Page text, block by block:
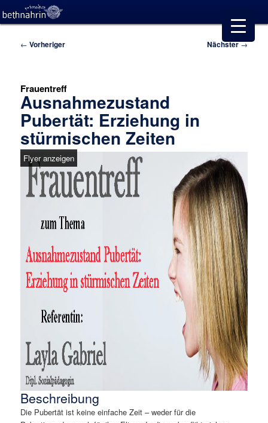
Beitragsnavigation
← Vorheriger Nächster→
Frauentreff
Ausnahmezustand
Pubertät: Erziehung in
stürmischen Zeiten
Flyer anzeigen
Beschreibung
Die Pubertät ist keine einfache Zeit – weder für die